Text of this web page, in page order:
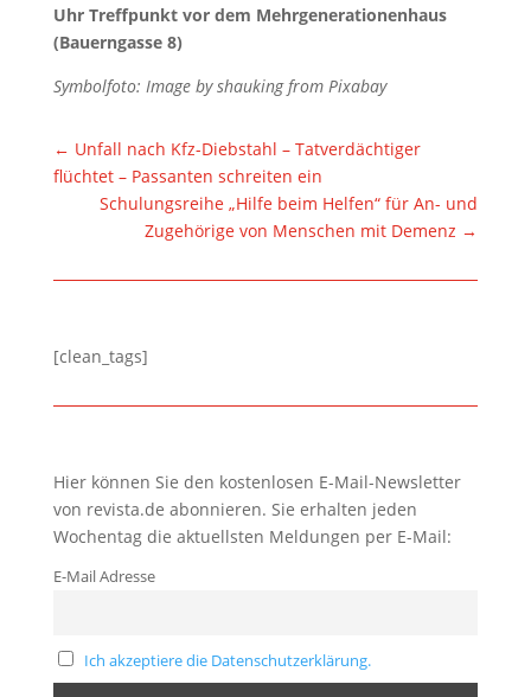
Uhr Treffpunkt vor dem Mehrgenerationenhaus
(Bauerngasse 8)
Symbolfoto: Image by shauking from Pixabay
← Unfall nach Kfz-Diebstahl – Tatverdächtiger
flüchtet – Passanten schreiten ein
Schulungsreihe „Hilfe beim Helfen“ für An- und
Zugehörige von Menschen mit Demenz →
[clean_tags]
Hier können Sie den kostenlosen E-Mail-Newsletter
von revista.de abonnieren. Sie erhalten jeden
Wochentag die aktuellsten Meldungen per E-Mail:
E-Mail Adresse
Ich akzeptiere die Datenschutzerklärung.